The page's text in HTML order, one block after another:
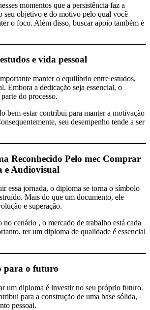
momentos que a persistência faz a
seu objetivo e do motivo pelo qual você
o foco. Além disso, buscar apoio também é
e vida pessoal
manter o equilíbrio entre estudos,
Embora a dedicação seja essencial, o
do processo.
bem-estar contribui para manter a motivação
seu desempenho tende a ser
Reconhecido Pelo mec Comprar
e Audiovisual
essa jornada, o diploma se torna o símbolo
Mais do que um documento, ele
e superação.
no cenário , o mercado de trabalho está cada
ter um diploma de qualidade é essencial
para o futuro
um diploma é investir no seu próprio futuro.
para a construção de uma base sólida,
pessoal.